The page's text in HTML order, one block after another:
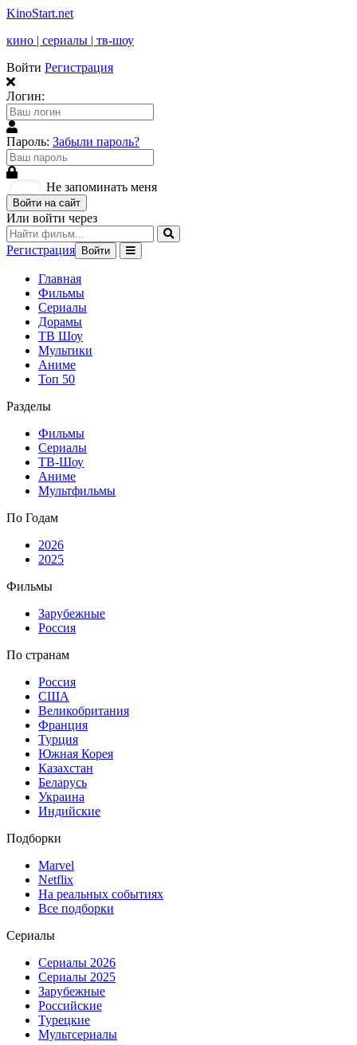
KinoStart.net
кино | сериалы | тв-шоу
Войти Регистрация
Логин:
Пароль: Забыли пароль?
Не запоминать меня
Войти на сайт
Или войти через
Регистрация Войти
Главная
Фильмы
Сериалы
Дорамы
ТВ Шоу
Мультики
Аниме
Топ 50
Разделы
Фильмы
Сериалы
ТВ-Шоу
Аниме
Мультфильмы
По Годам
2026
2025
Фильмы
Зарубежные
Россия
По странам
Россия
США
Великобритания
Франция
Турция
Южная Корея
Казахстан
Беларусь
Украина
Индийские
Подборки
Marvel
Netflix
На реальных событиях
Все подборки
Сериалы
Сериалы 2026
Сериалы 2025
Зарубежные
Российские
Турецкие
Мультсериалы